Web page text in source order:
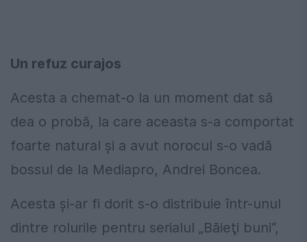
Un refuz curajos
Acesta a chemat-o la un moment dat să
dea o probă, la care aceasta s-a comportat
foarte natural şi a avut norocul s-o vadă
bossul de la Mediapro, Andrei Boncea.
Acesta şi-ar fi dorit s-o distribuie într-unul
dintre rolurile pentru serialul „Băieţi buni“,